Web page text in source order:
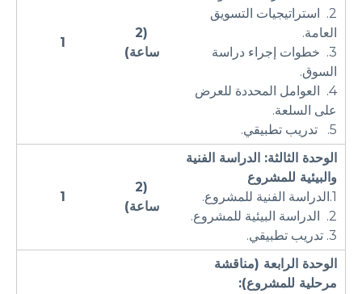
2. استراتيجيات التسويق
العامة.
3. خطوات إجراء دراسة
السوق.
4. العوامل المحددة للعرض
على السلعة.
5. تدريب تطبيقي.
(2
ساعة)
1
الوحدة الثالثة: الدراسة الفنية
والبيئية للمشروع
1.الدراسة الفنية للمشروع.
2. الدراسة البيئية للمشروع.
3. تدريب تطبيقي.
(2
ساعة)
1
الوحدة الرابعة (مناقشة
مرحلية للمشروع):